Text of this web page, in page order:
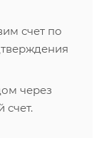
счет по
через
счет.